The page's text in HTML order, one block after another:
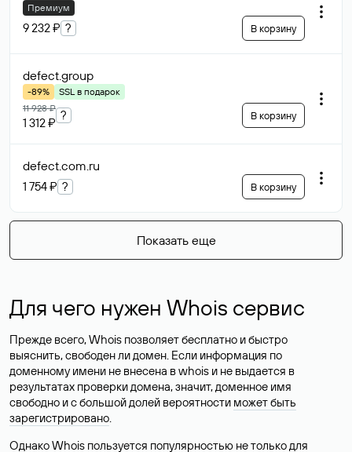
Премиум
9 232 ₽ ? В корзину
defect.group
-89%
SSL в подарок
11 928 ₽
1 312 ₽
? В корзину
defect.com.ru
1 754 ₽ ? В корзину
Показать еще
Для чего нужен Whois сервис
Прежде всего, Whois позволяет бесплатно и быстро
выяснить, свободен ли домен. Если информация по
доменному имени не внесена в whois и не выдается в
результатах проверки домена, значит, доменное имя
свободно и с большой долей вероятности может быть
зарегистрировано.
Однако Whois пользуется популярностью не только для